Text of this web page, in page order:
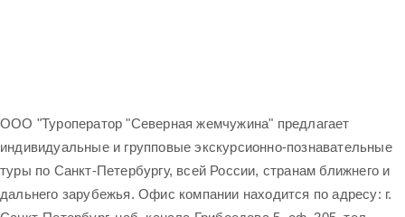
ООО "Туроператор "Северная жемчужина" предлагает
индивидуальные и групповые экскурсионно-познавательные
туры по Санкт-Петербургу, всей России, странам ближнего и
дальнего зарубежья. Офис компании находится по адресу: г.